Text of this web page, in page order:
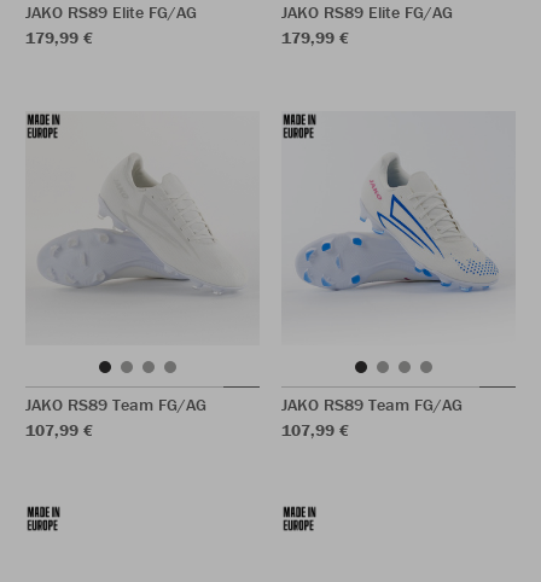
JAKO RS89 Elite FG/AG
179,99 €
JAKO RS89 Elite FG/AG
179,99 €
JAKO RS89 Team FG/AG
107,99 €
JAKO RS89 Team FG/AG
107,99 €